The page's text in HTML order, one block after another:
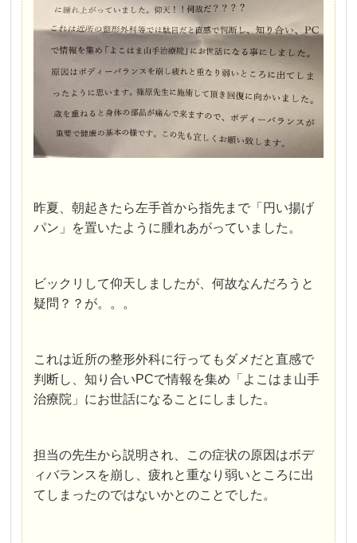
昨夏、朝起きたら左手首から指先まで「円い揚げ
パン」を置いたように腫れあがっていました。
ビックリして仰天しましたが、何故なんだろうと
疑問？？が。。。
これは近所の整形外科に行ってもダメだと直感で
判断し、知り合いPCで情報を集め「よこはま山手
治療院」にお世話になることにしました。
担当の先生から説明され、この症状の原因はボデ
ィバランスを崩し、疲れと重なり弱いところに出
てしまったのではないかとのことでした。